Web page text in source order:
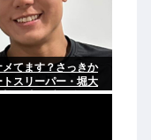
メてます？さっきか
スリーパー・堀大
弥氏にブチギレ